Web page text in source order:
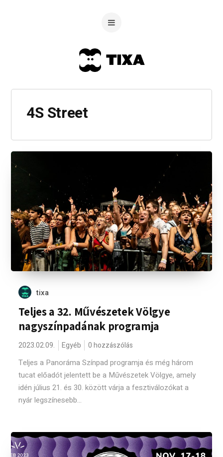
4S Street
tixa
Teljes a 32. Művészetek Völgye
nagyszínpadának programja
2023.02.09. Egyéb 0 hozzászólás
Teljes a Panoráma Színpad programja és még három
tucat előadót jelentett be a Művészetek Völgye, amely
idén július 21. és 30. között várja a fesztiválozókat a
nyár legszínesebb...